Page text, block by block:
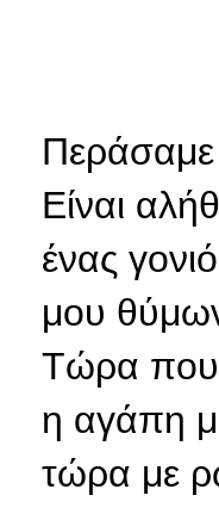
Είναι
ένας
μου
Τώρα που
η αγάπη
τώρα με